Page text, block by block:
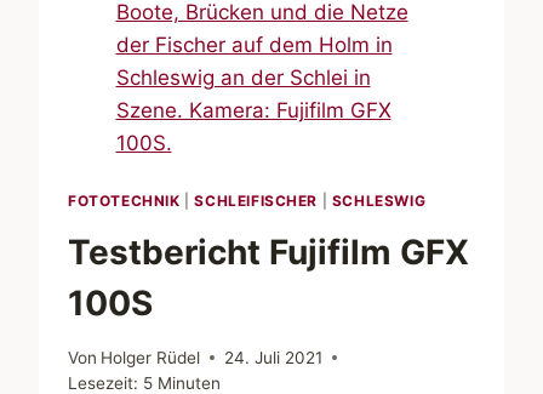
FOTOTECHNIK |SCHLEIFISCHER SCHLESWIG
Testbericht Fujifilm GFX
100S
Von Holger Rüdel
24. Juli 2021
Lesezeit: 5 Minuten